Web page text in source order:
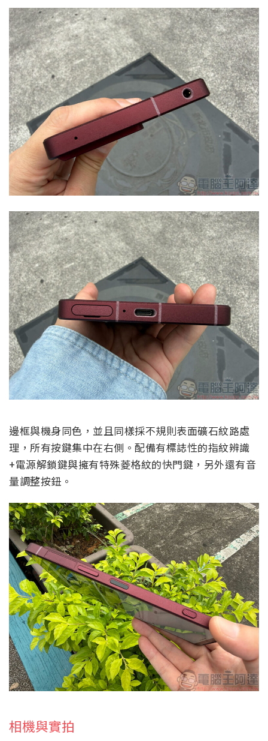
邊框與機身同色，並且同樣採不規則表面礦石紋路處
理，所有按鍵集中在右側。配備有標誌性的指紋辨識
+電源解鎖鍵與擁有特殊菱格紋的快門鍵，另外還有音
量調整按鈕。
相機與實拍